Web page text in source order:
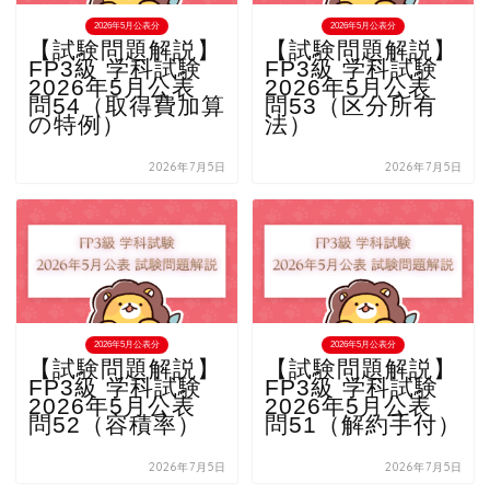
2026年5月公表分
【試験問題解説】
FP3級 学科試験
2026年5月公表
問54（取得費加算
の特例）
2026年7月5日
2026年5月公表分
【試験問題解説】
FP3級 学科試験
2026年5月公表
問53（区分所有
法）
2026年7月5日
2026年5月公表分
【試験問題解説】
FP3級 学科試験
2026年5月公表
問52（容積率）
2026年7月5日
2026年5月公表分
【試験問題解説】
FP3級 学科試験
2026年5月公表
問51（解約手付）
2026年7月5日